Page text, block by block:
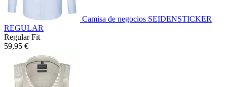
Camisa de negocios SEIDENSTICKER
REGULAR
Regular Fit
59,95 €